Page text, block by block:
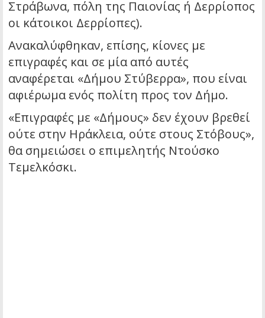
Στράβωνα, πόλη της Παιονίας ή Δερρίοπος
οι κάτοικοι Δερρίοπες).
Ανακαλύφθηκαν, επίσης, κίονες με
επιγραφές και σε μία από αυτές
αναφέρεται «Δήμου Στύβερρα», που είναι
αφιέρωμα ενός πολίτη προς τον Δήμο.
«Επιγραφές με «Δήμους» δεν έχουν βρεθεί
ούτε στην Ηράκλεια, ούτε στους Στόβους»,
θα σημειώσει ο επιμελητής Ντούσκο
Τεμελκόσκι.